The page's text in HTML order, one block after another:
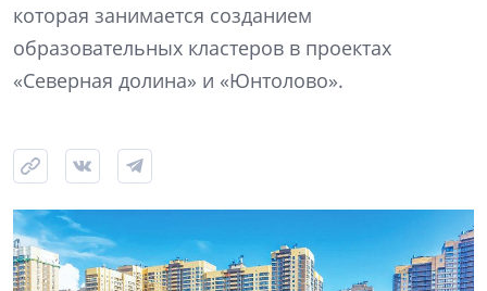
которая занимается созданием
образовательных кластеров в проектах
«Северная долина» и «Юнтолово».